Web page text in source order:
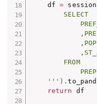
    df
= session
        SELECT
        FROM
    '''
) .
return
df